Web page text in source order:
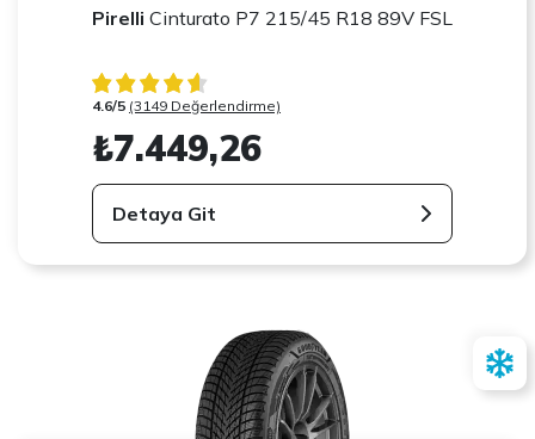
Pirelli Cinturato P7 215/45 R18 89V FSL
4.6/5 (3149 Değerlendirme)
₺7.449,26
Detaya Git